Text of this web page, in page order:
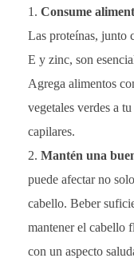
Consume
Las proteínas, junto
E y zinc, son
Agrega alimentos
vegetales verdes a
capilares.
Mantén una
puede afectar no
cabello. Beber
mantener el cabello
con un aspecto